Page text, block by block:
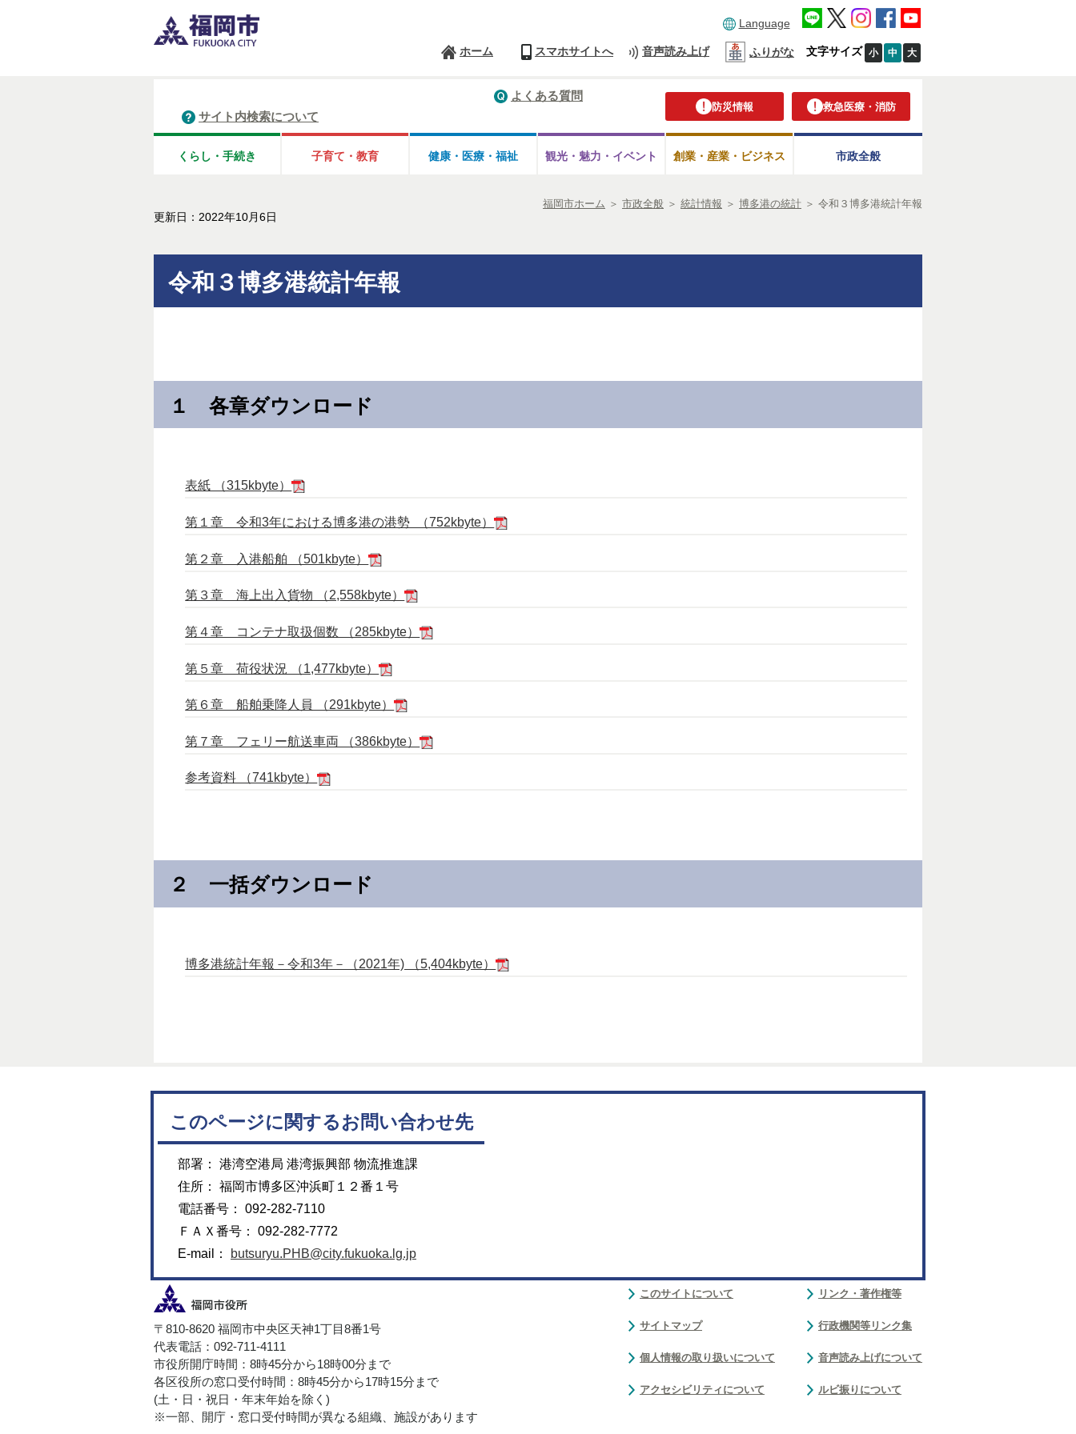
Language
ホーム スマホサイトへ 音声読み上げ ふりがな 文字サイズ 小 中 大
防災情報 救急医療・消防
よくある質問
サイト内検索について
くらし・手続き 子育て・教育 健康・医療・ 福祉 観光・魅力・ イベント 創業・産業・ビジネス 市政全般
福岡市ホーム ＞ 市政全般 ＞ 統計情報 ＞ 博多港の統計 ＞ 令和３博多港統計年報
更新日：2022年10月6日
令和３博多港統計年報
１ 各章ダウンロード
表紙 （315kbyte）
第１章 令和3年における博多港の港勢 （752kbyte）
第２章 入港船舶 （501kbyte）
第３章 海上出入貨物 （2,558kbyte）
第４章 コンテナ取扱個数 （285kbyte）
第５章 荷役状況 （1,477kbyte）
第６章 船舶乗降人員 （291kbyte）
第７章 フェリー航送車両 （386kbyte）
参考資料 （741kbyte）
２ 一括ダウンロード
博多港統計年報－令和3年－（2021年) （5,404kbyte）
このページに関するお問い合わせ先
部署： 港湾空港局 港湾振興部 物流推進課
住所： 福岡市博多区沖浜町１２番１号
電話番号： 092-282-7110
ＦＡＸ番号： 092-282-7772
E-mail：
butsuryu.PHB@city.fukuoka.lg.jp
〒810-8620 福岡市中央区天神1丁目8番1号
代表電話：092-711-4111
市役所開庁時間：8時45分から18時00分まで
各区役所の窓口受付時間：8時45分から17時15分まで
(土・日・祝日・年末年始を除く)
※一部、開庁・窓口受付時間が異なる組織、施設があります
このサイトについて
サイトマップ
個人情報の取り扱いについて
アクセシビリティについて
リンク・著作権等
行政機関等リンク集
音声読み上げについて
ルビ振りについて